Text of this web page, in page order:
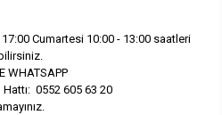
Cumartesi 10:00 - 13:00 saatleri
WHATSAPP
0552 605 63 20